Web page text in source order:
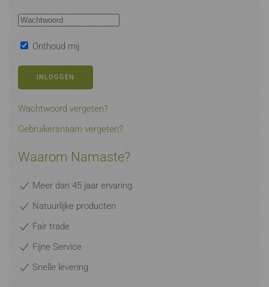
Onthoud mij
INLOGGEN
Wachtwoord vergeten?
Gebruikersnaam vergeten?
Waarom Namaste?
Meer dan 45 jaar ervaring
Natuurlijke producten
Fair trade
Fijne Service
Snelle levering